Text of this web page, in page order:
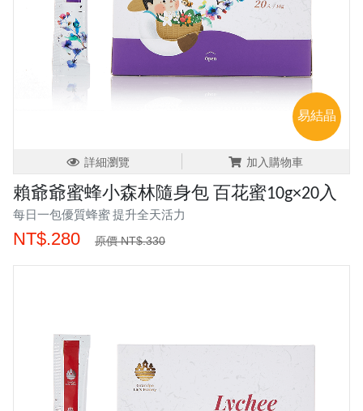
易結晶
詳細瀏覽 加入購物車
賴爺爺蜜蜂小森林隨身包 百花蜜10g×20入
每日一包優質蜂蜜 提升全天活力
NT$.280 原價 NT$.330